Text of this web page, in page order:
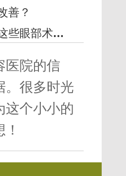
善？
式你了解吗？
医院的信
。很多时光
个小小的